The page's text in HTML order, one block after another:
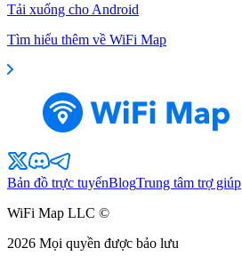
Tải xuống cho Android
Tìm hiểu thêm về WiFi Map
Bản đồ trực tuyếnBlogTrung tâm trợ giúp
WiFi Map LLC ©
2026 Mọi quyền được bảo lưu